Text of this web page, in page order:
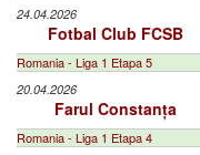
24.04.2026
Fotbal Club FCSB
Romania - Liga 1 Etapa 5
20.04.2026
Farul Constanța
Romania - Liga 1 Etapa 4